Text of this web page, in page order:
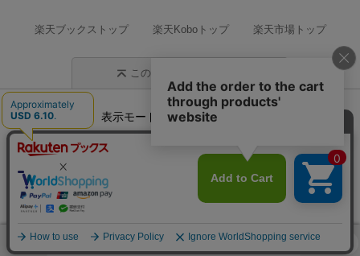
楽天ブックストップ 楽天Koboトップ 楽天市場トップ
このページの先頭に戻る
表示モード モバイル
企業情報 個人情報保護方針
特定商取引法に基づく表記
© Rakuten Group, Inc.